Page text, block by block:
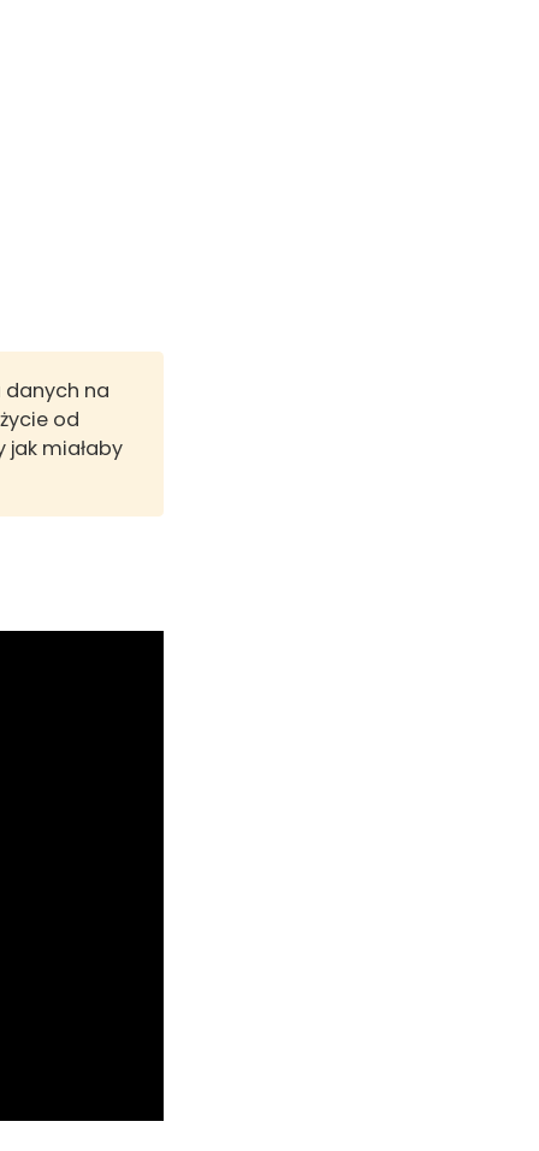
danych na
od
jak miałaby